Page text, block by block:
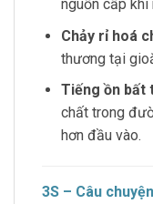
nguồn cấp khí
Chảy rỉ hoá
thương tại
Tiếng ồn bất
chất trong
hơn đầu vào.
3S – Câu